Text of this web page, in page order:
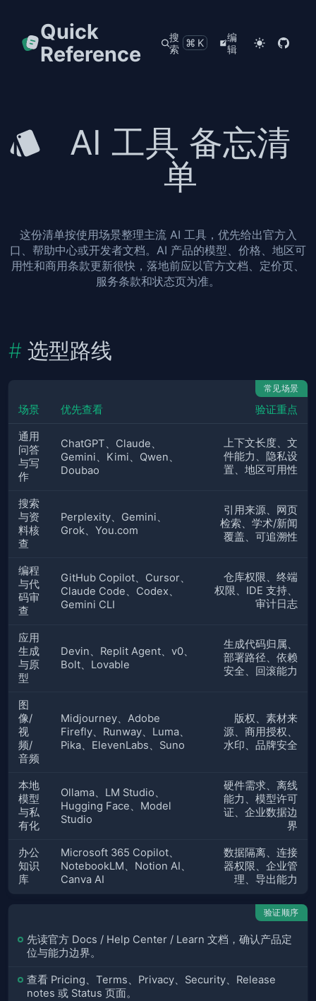
Quick
Reference
搜
索
⌘K
编
辑
AI 工具 备忘清
单
这份清单按使用场景整理主流 AI 工具，优先给出官方入
口、帮助中心或开发者文档。AI 产品的模型、价格、地区可
用性和商用条款更新很快，落地前应以官方文档、定价页、
服务条款和状态页为准。
选型路线
常见场景
场景 优先查看 验证重点
通用
问答
与写
作
ChatGPT、Claude、
Gemini、Kimi、Qwen、
Doubao
上下文长度、文
件能力、隐私设
置、地区可用性
搜索
与资
料核
查
Perplexity、Gemini、
Grok、You.com
引用来源、网页
检索、学术/新闻
覆盖、可追溯性
编程
与代
码审
查
GitHub Copilot、Cursor、
Claude Code、Codex、
Gemini CLI
仓库权限、终端
权限、IDE 支持、
审计日志
应用
生成
与原
型
Devin、Replit Agent、v0、
Bolt、Lovable
生成代码归属、
部署路径、依赖
安全、回滚能力
图
像/
视
频/
音频
Midjourney、Adobe
Firefly、Runway、Luma、
Pika、ElevenLabs、Suno
版权、素材来
源、商用授权、
水印、品牌安全
本地
模型
与私
有化
Ollama、LM Studio、
Hugging Face、Model
Studio
硬件需求、离线
能力、模型许可
证、企业数据边
界
办公
知识
库
Microsoft 365 Copilot、
NotebookLM、Notion AI、
Canva AI
数据隔离、连接
器权限、企业管
理、导出能力
验证顺序
先读官方 Docs / Help Center / Learn 文档，确认产品定
位与能力边界。
查看 Pricing、Terms、Privacy、Security、Release
notes 或 Status 页面。